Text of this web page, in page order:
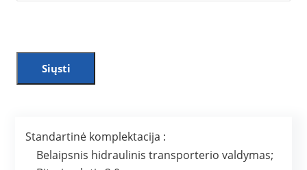
Siųsti
Standartinė komplektacija :
Belaipsnis hidraulinis transporterio valdymas;